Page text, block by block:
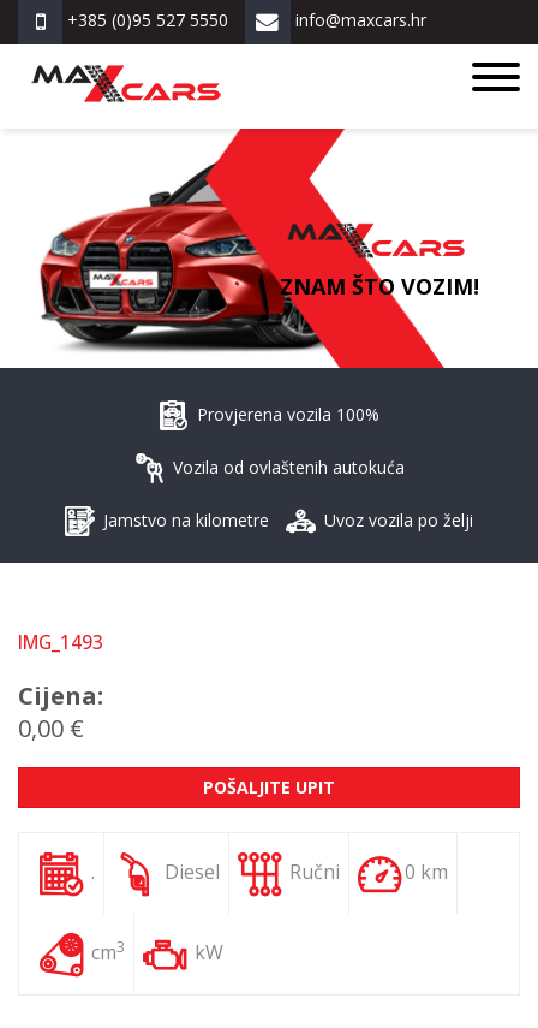
+385 (0)95 527 5550 info@maxcars.hr
ZNAM ŠTO VOZIM!
Provjerena vozila 100%
Vozila od ovlaštenih autokuća
Jamstvo na kilometre Uvoz vozila po želji
IMG_1493
Cijena:
0,00 €
POŠALJITE UPIT
. Diesel Ručni 0 km
cm3 kW